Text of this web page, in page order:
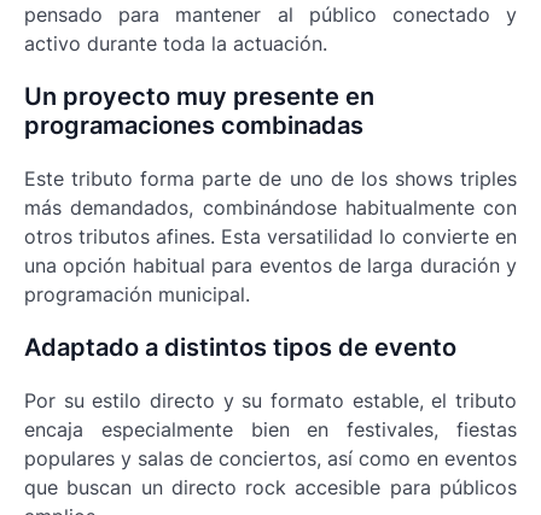
pensado para mantener al público conectado y
activo durante toda la actuación.
Un proyecto muy presente en
programaciones combinadas
Este tributo forma parte de uno de los shows triples
más demandados, combinándose habitualmente con
otros tributos afines. Esta versatilidad lo convierte en
una opción habitual para eventos de larga duración y
programación municipal.
Adaptado a distintos tipos de evento
Por su estilo directo y su formato estable, el tributo
encaja especialmente bien en festivales, fiestas
populares y salas de conciertos, así como en eventos
que buscan un directo rock accesible para públicos